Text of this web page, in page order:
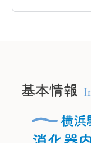
横浜駅前ひさゆ
🫧HPの予約フォ
24時間ご要約可
基本情報